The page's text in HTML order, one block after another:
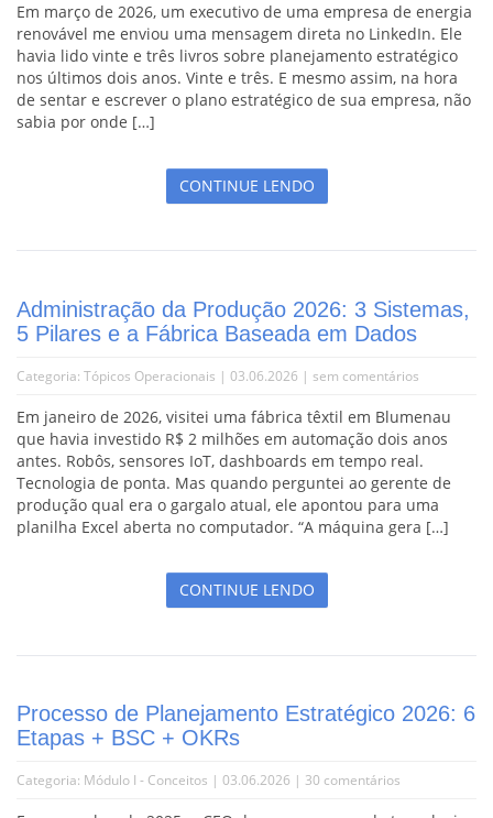
Em março de 2026, um executivo de uma empresa de energia
renovável me enviou uma mensagem direta no LinkedIn. Ele
havia lido vinte e três livros sobre planejamento estratégico
nos últimos dois anos. Vinte e três. E mesmo assim, na hora
de sentar e escrever o plano estratégico de sua empresa, não
sabia por onde […]
CONTINUE LENDO
Administração da Produção 2026: 3 Sistemas,
5 Pilares e a Fábrica Baseada em Dados
Categoria: Tópicos Operacionais | 03.06.2026 | sem comentários
Em janeiro de 2026, visitei uma fábrica têxtil em Blumenau
que havia investido R$ 2 milhões em automação dois anos
antes. Robôs, sensores IoT, dashboards em tempo real.
Tecnologia de ponta. Mas quando perguntei ao gerente de
produção qual era o gargalo atual, ele apontou para uma
planilha Excel aberta no computador. “A máquina gera […]
CONTINUE LENDO
Processo de Planejamento Estratégico 2026: 6
Etapas + BSC + OKRs
Categoria: Módulo I - Conceitos | 03.06.2026 | 30 comentários